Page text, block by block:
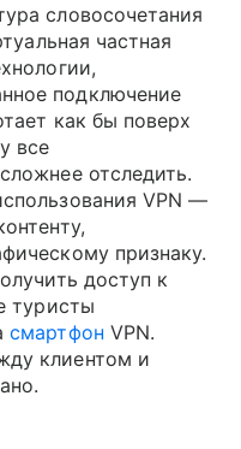
словосочетания
частная
подключение
как бы поверх
все
отследить.
VPN —
признаку.
доступ к
туристы
смартфон VPN.
клиентом и